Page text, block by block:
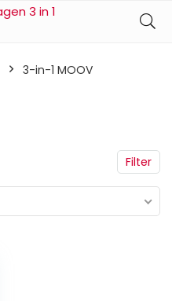
‎3-in-1 MOOV
Filter